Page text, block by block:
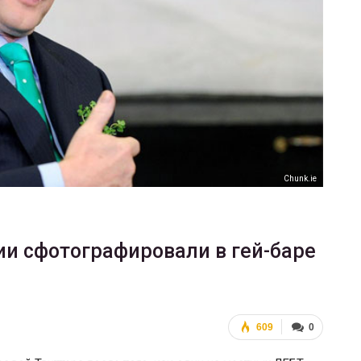
Сhunk.ie
сфотографировали в гей-баре
0
609
легализацию гей-браков
ГЕЙ-АЛЬЯНС УКРАИНА